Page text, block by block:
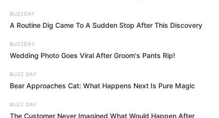
A két állítás között most ott áll a csaknem 12 milliós
fizetési felszólítás, amely Ferencz Orsolya szerint
Az ügy legnagyobb jelentősége nem is csak az,
BUZZDAY
A Routine Dig Came To A Sudden Stop After This Discovery
BUZZDAY
Wedding Photo Goes Viral After Groom's Pants Rip!
BUZZ DAY
Bear Approaches Cat: What Happens Next Is Pure Magic
BUZZ DAY
The Customer Never Imagined What Would Happen After